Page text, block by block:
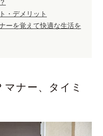
・デメリット
ーを覚えて快適な生活を
ナー、タイミ